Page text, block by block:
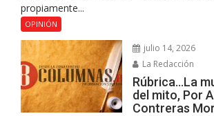
propiamente...
OPINIÓN
julio 14, 2026
La Redacción
Rúbrica…La
del mito, Por
Contreras